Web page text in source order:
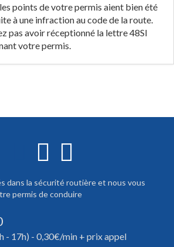
points de votre permis aient bien été
à une infraction au code de la route.
pas avoir réceptionné la lettre 48SI
votre permis.
dans la sécurité routière et nous vous
permis de conduire
- 17h) - 0,30€/min + prix appel